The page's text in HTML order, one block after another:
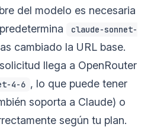
del modelo es necesaria
claude-sonnet-
cambiado la URL base.
llega a OpenRouter
4-6 , lo que puede tener
soporta a Claude) o
según tu plan.